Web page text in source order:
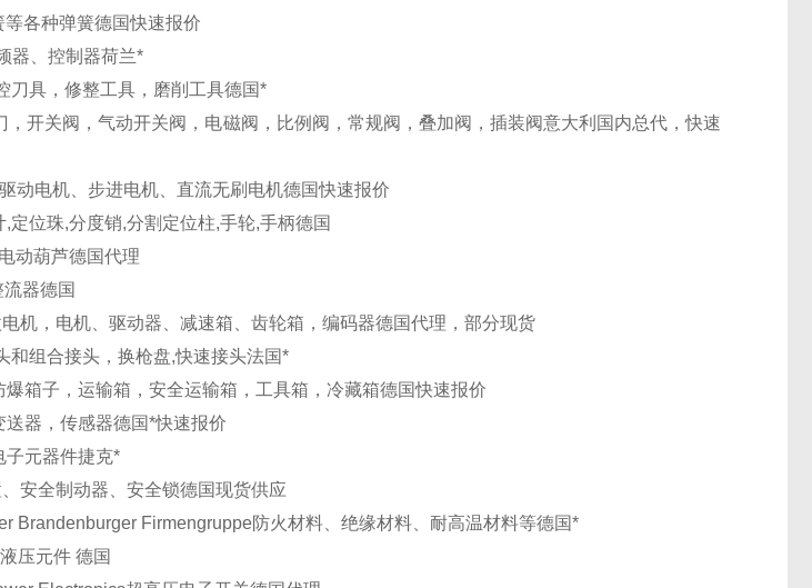
等各种弹簧德国快速报价
器、控制器荷兰*
刀具，修整工具，磨削工具德国*
，开关阀，气动开关阀，电磁阀，比例阀，常规阀，叠加阀，插装阀意大利 国内总代，快速
动电机、步进电机、直流无刷电机德国快速报价
,定位珠,分度销,分割定位柱,手轮,手柄德国
动葫芦德国代理
流器德国
机，电机、驱动器、减速箱、齿轮箱，编码器德国代理，部分现货
和组合接头，换枪盘,快速接头法国*
爆箱子，运输箱，安全运输箱，工具箱，冷藏箱德国快速报价
送器，传感器德国*快速报价
子元器件捷克*
安全制动器、安全锁德国现货供应
Brandenburger Firmengruppe防火材料、绝缘材料、耐高温材料等德国*
压元件德国